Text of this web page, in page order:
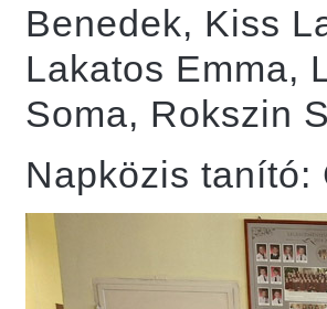
Benedek, Kiss
Lakatos Emma,
Soma, Rokszin
Napközis tanító: